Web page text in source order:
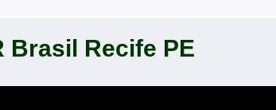
Brasil Recife PE